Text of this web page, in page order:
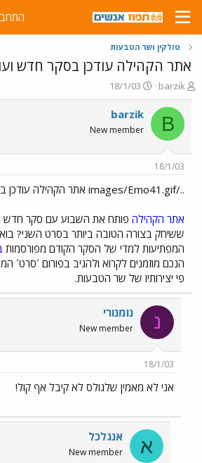
טולקין ושר הטבעות
אתר הקהילה עודכן בסקר חדש
פ
ו
ת
ח
ה
ש
barzik
פ
ו
ר
ם
ר
ך
18/1/03
B
barzik
New member
18/1/03
../images/Emo41.gif אתר הקהילה עודכן בסקר חדש ועוד
אתר הקהילה פותח את השבוע עם סקר חדש
ששיחק בצורה הטובה ביותר בסרט השני?
המפתיעות למדי של הסקר הקודם מפורסמות
הנכם מוזמנים לקרוא ולהגיב בפורום ´סרט´
פי יצירותיו של שר הטבעות.
נ נומנורי
New member
18/1/03
אני לא מאמין שלגולס לא קיבל אף קול!
א אנגלכל
New member